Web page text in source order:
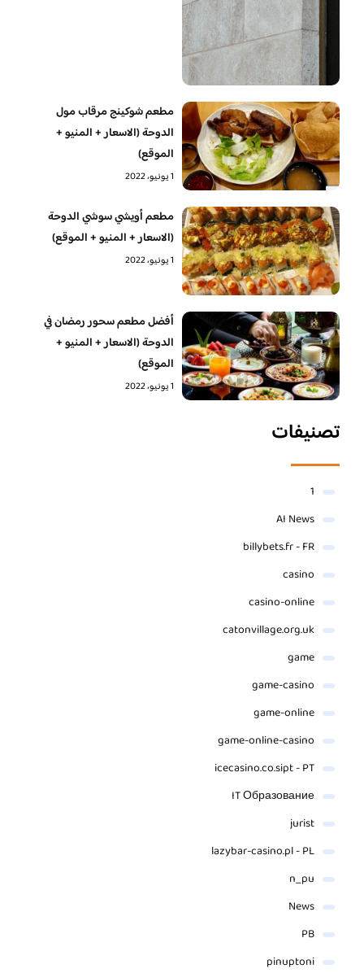
مطعم شوكينج مرقاب مول
الدوحة (الاسعار + المنيو +
الموقع)
1 يونيو، 2022
مطعم أويشي سوشي الدوحة
(الاسعار + المنيو + الموقع)
1 يونيو، 2022
أفضل مطعم سحور رمضان في
الدوحة (الاسعار + المنيو +
الموقع)
1 يونيو، 2022
تصنيفات
1
AI News
billybets.fr - FR
casino
casino-online
catonvillage.org.uk
game
game-casino
game-online
game-online-casino
icecasino.co.sipt - PT
IT Образование
jurist
lazybar-casino.pl - PL
n_pu
News
PB
pinuptoni